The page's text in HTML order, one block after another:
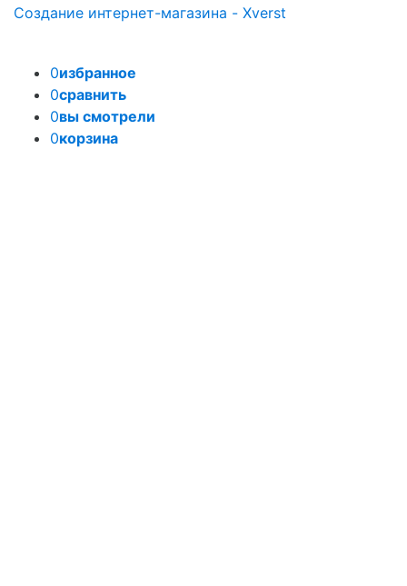
Создание интернет-магазина - Xverst
0избранное
0сравнить
0вы смотрели
0корзина